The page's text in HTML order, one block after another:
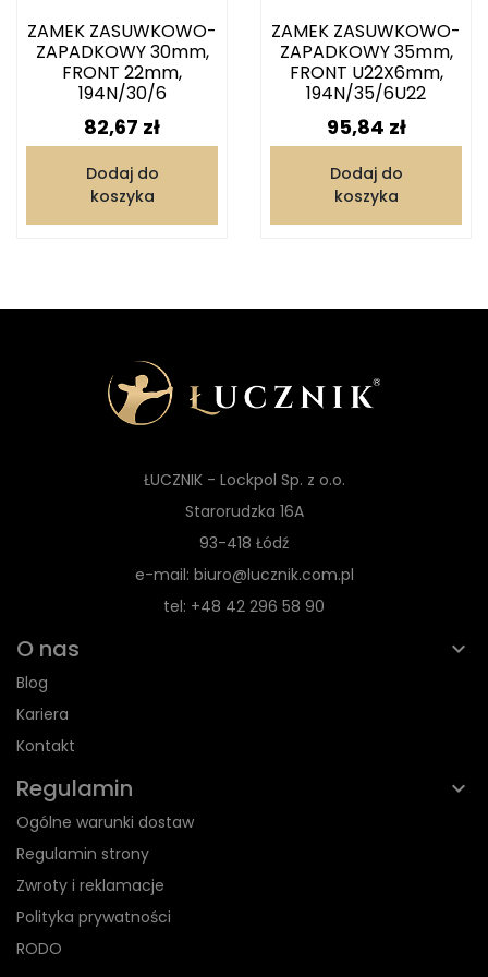
ZAMEK ZASUWKOWO-
ZAPADKOWY 30mm,
FRONT 22mm,
194N/30/6
Cena
82,67 zł
Dodaj do
koszyka
ZAMEK ZASUWKOWO-
ZAPADKOWY 35mm,
FRONT U22X6mm,
194N/35/6U22
Cena
95,84 zł
Dodaj do
koszyka
ŁUCZNIK - Lockpol Sp. z o.o.
Starorudzka 16A
93-418 Łódź
e-mail: biuro@lucznik.com.pl
tel: +48 42 296 58 90
O nas
Blog
Kariera
Kontakt
Regulamin
Ogólne warunki dostaw
Regulamin strony
Zwroty i reklamacje
Polityka prywatności
RODO